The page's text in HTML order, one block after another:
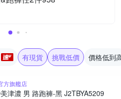
有現貨 挑戰低價 價格低到
方旗艦店
津濃 男 路跑褲-黑 J2TBYA5209